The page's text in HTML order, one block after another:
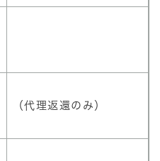
（代理返還のみ）